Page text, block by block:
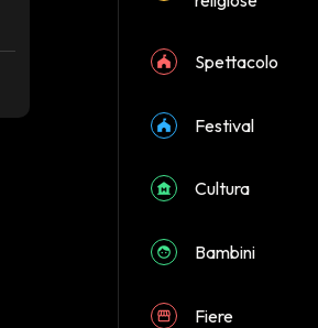
Spettacolo
Festival
Cultura
Bambini
Fiere